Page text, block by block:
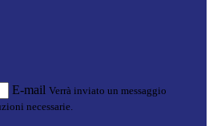
E-mail Verrà inviato un messaggio
necessarie.